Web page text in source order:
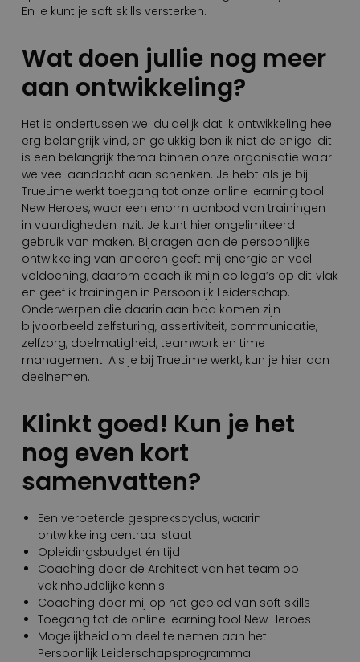
En je kunt je soft skills versterken.
Wat doen jullie nog meer
aan ontwikkeling?
Het is ondertussen wel duidelijk dat ik ontwikkeling heel
erg belangrijk vind, en gelukkig ben ik niet de enige: dit
is een belangrijk thema binnen onze organisatie waar
we veel aandacht aan schenken. Je hebt als je bij
TrueLime werkt toegang tot onze online learning tool
New Heroes, waar een enorm aanbod van trainingen
in vaardigheden inzit. Je kunt hier ongelimiteerd
gebruik van maken. Bijdragen aan de persoonlijke
ontwikkeling van anderen geeft mij energie en veel
voldoening, daarom coach ik mijn collega’s op dit vlak
en geef ik trainingen in Persoonlijk Leiderschap.
Onderwerpen die daarin aan bod komen zijn
bijvoorbeeld zelfsturing, assertiviteit, communicatie,
zelfzorg, doelmatigheid, teamwork en time
management. Als je bij TrueLime werkt, kun je hier aan
deelnemen.
Klinkt goed! Kun je het
nog even kort
samenvatten?
Een verbeterde gesprekscyclus, waarin
ontwikkeling centraal staat
Opleidingsbudget én tijd
Coaching door de Architect van het team op
vakinhoudelijke kennis
Coaching door mij op het gebied van soft skills
Toegang tot de online learning tool New Heroes
Mogelijkheid om deel te nemen aan het
Persoonlijk Leiderschapsprogramma